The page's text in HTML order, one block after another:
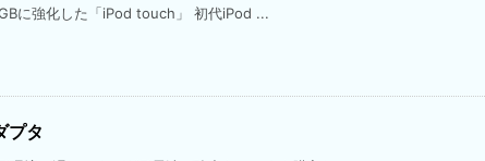
に強化した「iPod touch」 初代iPod ...
プタ